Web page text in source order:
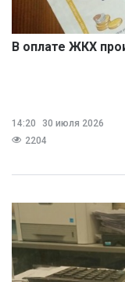
В оплате ЖКХ
14:20
30 июля 2026
2204